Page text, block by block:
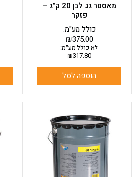
מאסטר גג לבן 20 ק”ג –
פזקר
₪375.00
כולל מע"מ:
לא כולל מע״מ:
₪317.80
הוספה לסל